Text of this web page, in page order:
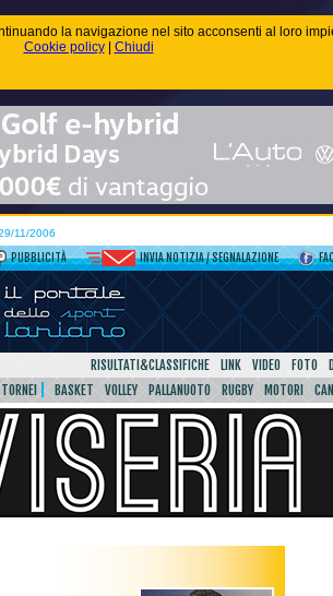
la navigazione nel sito acconsenti al loro
Cookie policy| Chiudi
11/2006
PUBBLICITÀ INVIA NOTIZIA / SEGNALAZIONE
RISULTATI&CLASSIFICHE LINK VIDEO FOTO
TORNEI BASKET VOLLEY PALLANUOTO RUGBY MOTORI